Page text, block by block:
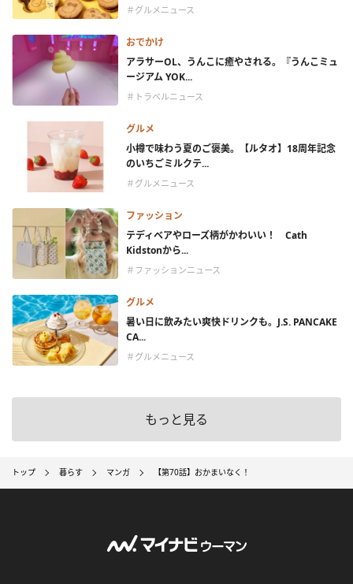
＃グルメニュース
おでかけ
アラサーOL、うんこに癒やされる。『うんこミュ
ージアム YOK...
＃トラベルニュース
グルメ
小樽で味わう夏のご褒美。【ルタオ】18周年記念
のいちごミルクテ...
＃グルメニュース
ファッション
テディベアやローズ柄がかわいい！ Cath
Kidstonから...
＃ファッションニュース
グルメ
暑い日に飲みたい爽快ドリンクも。J.S. PANCAKE
CA...
＃グルメニュース
もっと見る
トップ 暮らす マンガ 【第70話】おかまいなく！